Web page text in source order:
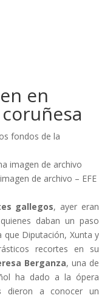
en
fondos de la
de archivo – EFE
gallegos, ayer eran
daban un paso
que Diputación, Xunta y
recortes en su
Berganza, una de
ha dado a la ópera
dieron a conocer un